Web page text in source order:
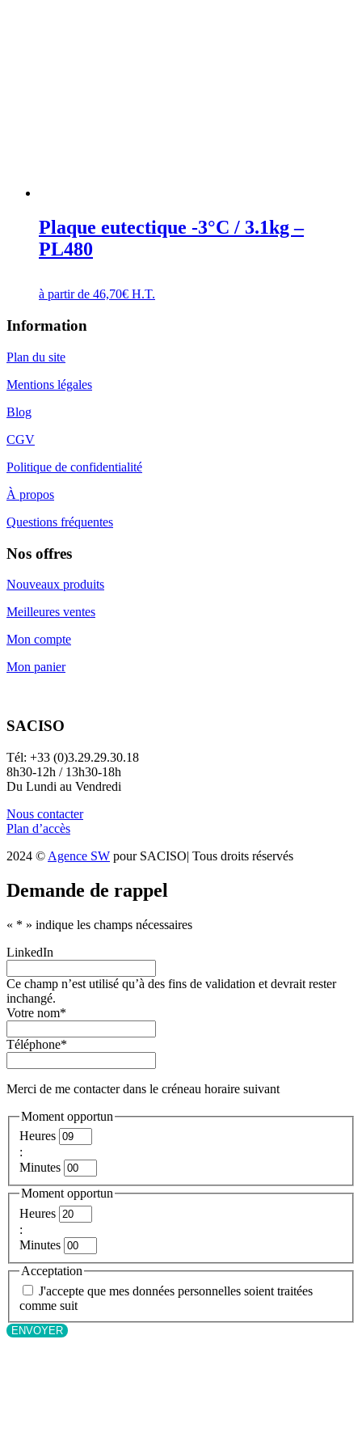
Plaque eutectique -3°C / 3.1kg –
PL480
à partir de 46,70€ H.T.
Information
Plan du site
Mentions légales
Blog
CGV
Politique de confidentialité
À propos
Questions fréquentes
Nos offres
Nouveaux produits
Meilleures ventes
Mon compte
Mon panier
SACISO
Tél: +33 (0)3.29.29.30.18
8h30-12h / 13h30-18h
Du Lundi au Vendredi
Nous contacter
Plan d’accès
2024 © Agence SW pour SACISO| Tous droits réservés
Demande de rappel
« * » indique les champs nécessaires
LinkedIn
Ce champ n’est utilisé qu’à des fins de validation et devrait rester
inchangé.
Votre nom*
Téléphone*
Merci de me contacter dans le créneau horaire suivant
Moment opportun
Heures
:
Minutes
Moment opportun
Heures
:
Minutes
Acceptation
J'accepte que mes données personnelles soient traitées
comme suit